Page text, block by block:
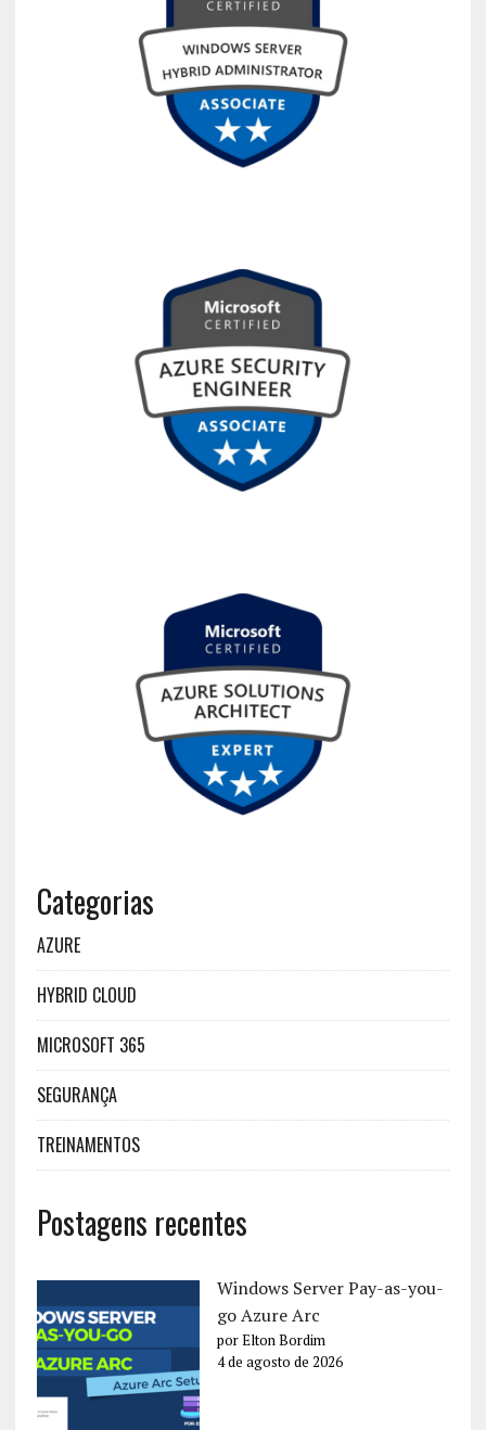
Categorias
AZURE
HYBRID CLOUD
MICROSOFT 365
SEGURANÇA
TREINAMENTOS
Postagens recentes
Windows Server Pay-as-you-
go Azure Arc
por Elton Bordim
4 de agosto de 2026